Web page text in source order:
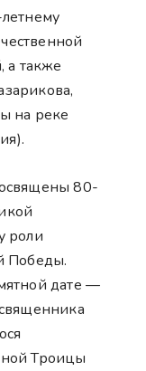
а также
на реке
80-
роли
Победы.
дате —
Троицы